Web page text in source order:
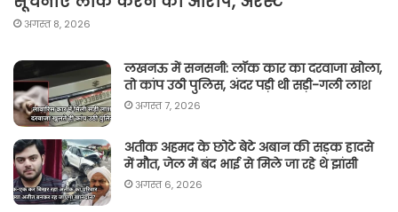
अगस्त 8, 2026
लखनऊ में सनसनी: लॉक कार का दरवाजा खोला,
तो कांप उठी पुलिस, अंदर पड़ी थी सड़ी-गली लाश
अगस्त 7, 2026
अतीक अहमद के छोटे बेटे अबान की सड़क हादसे
में मौत, जेल में बंद भाई से मिले जा रहे थे झांसी
अगस्त 6, 2026